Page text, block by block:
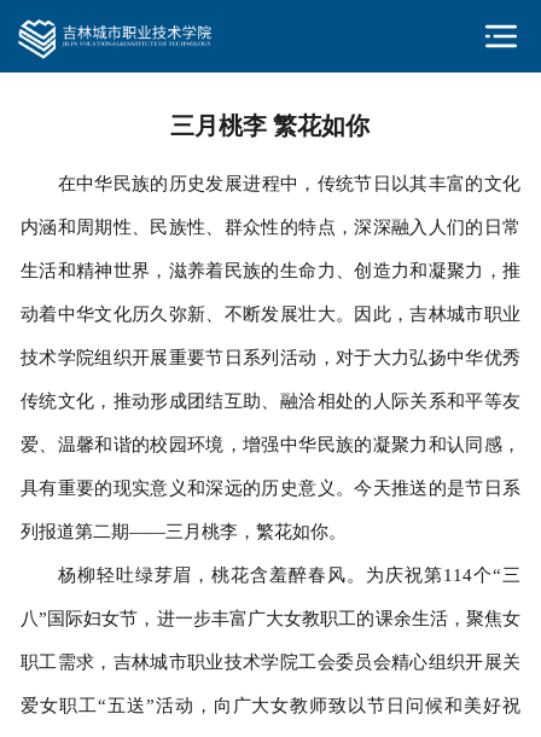
三月桃李 繁花如你
在中华民族的历史发展进程中，传统节日以其丰富的文化
内涵和周期性、民族性、群众性的特点，深深融入人们的日常
生活和精神世界，滋养着民族的生命力、创造力和凝聚力，推
动着中华文化历久弥新、不断发展壮大。因此，吉林城市职业
技术学院组织开展重要节日系列活动，对于大力弘扬中华优秀
传统文化，推动形成团结互助、融洽相处的人际关系和平等友
爱、温馨和谐的校园环境，增强中华民族的凝聚力和认同感，
具有重要的现实意义和深远的历史意义。今天推送的是节日系
列报道第二期——三月桃李，繁花如你。
杨柳轻吐绿芽眉，桃花含羞醉春风。为庆祝第114个“三
八”国际妇女节，进一步丰富广大女教职工的课余生活，聚焦女
职工需求，吉林城市职业技术学院工会委员会精心组织开展关
爱女职工“五送”活动，向广大女教师致以节日问候和美好祝